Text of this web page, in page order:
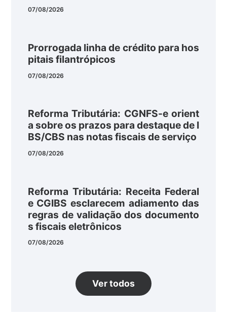
07/08/2026
Prorrogada linha de crédito para hos
pitais filantrópicos
07/08/2026
Reforma Tributária: CGNFS-e orient
a sobre os prazos para destaque de I
BS/CBS nas notas fiscais de serviço
07/08/2026
Reforma Tributária: Receita Federal
e CGIBS esclarecem adiamento das
regras de validação dos documento
s fiscais eletrônicos
07/08/2026
Ver todos